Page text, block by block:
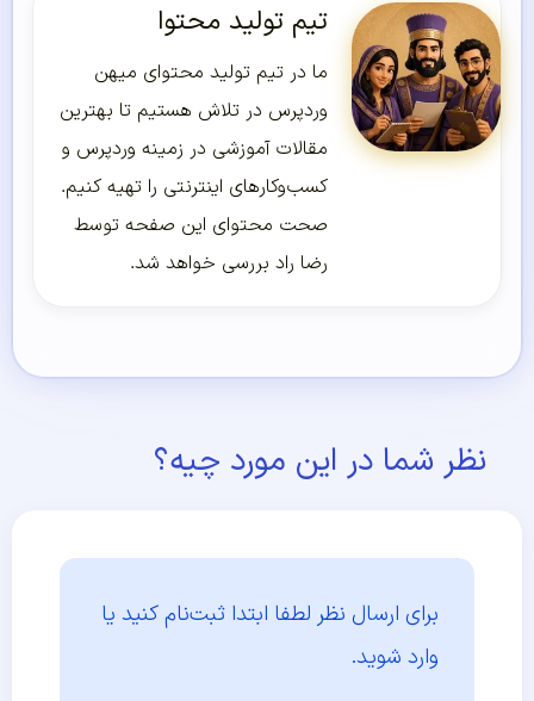
تیم تولید محتوا
ما در تیم تولید محتوای میهن
وردپرس در تلاش هستیم تا بهترین
مقالات آموزشی در زمینه وردپرس و
کسب‌و‌کارهای اینترنتی را تهیه کنیم.
صحت محتوای این صفحه توسط
رضا راد بررسی خواهد شد.
نظر شما در این مورد چیه؟
برای ارسال نظر لطفا ابتدا ثبت‌نام کنید یا
وارد شوید.